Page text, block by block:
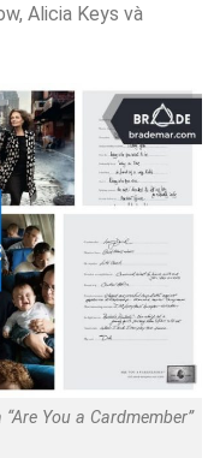
Alicia Keys và
You a Cardmember”